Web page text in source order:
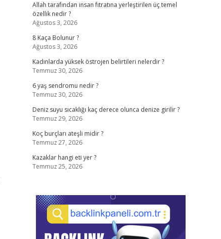
Allah tarafından insan fıtratına yerleştirilen üç temel
özellik nedir ?
Ağustos 3, 2026
8 Kaça Bolunur ?
Ağustos 3, 2026
Kadınlarda yüksek östrojen belirtileri nelerdir ?
Temmuz 30, 2026
6 yaş sendromu nedir ?
Temmuz 30, 2026
Deniz suyu sıcaklığı kaç derece olunca denize girilir ?
Temmuz 29, 2026
Koç burçları ateşli midir ?
Temmuz 27, 2026
Kazaklar hangi eti yer ?
Temmuz 25, 2026